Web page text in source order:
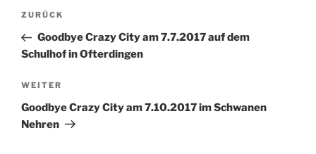
Beitragsnavigation
Vorheriger
Beitrag
ZURÜCK
Goodbye Crazy City am 7.7.2017 auf dem
Schulhof in Ofterdingen
Nächster
Beitrag
WEITER
Goodbye Crazy City am 7.10.2017 im Schwanen
Nehren